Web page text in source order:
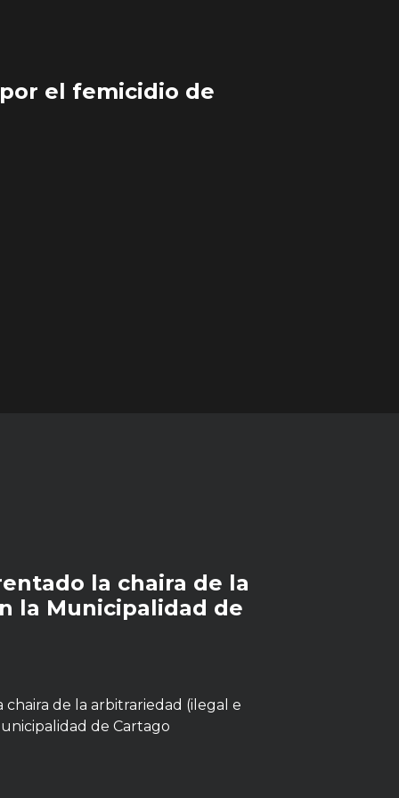
el femicidio de
la chaira de la
la Municipalidad de
de la arbitrariedad (ilegal e
de Cartago